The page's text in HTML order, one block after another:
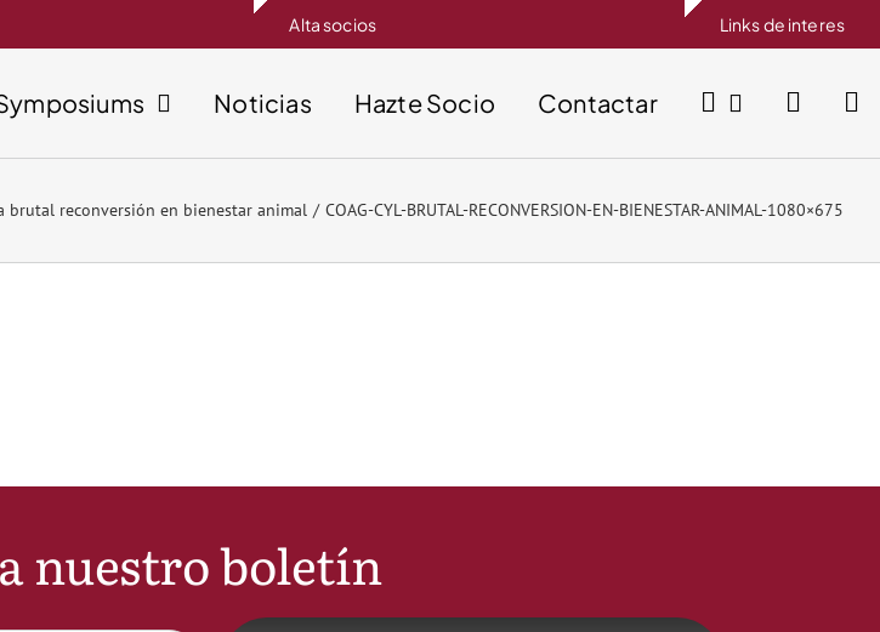
Alta socios Links de interes
Noticias Hazte Socio Contactar
brutal reconversión en bienestar animal COAG-CYL-BRUTAL-RECONVERSION-EN-BIENESTAR-ANIMAL-1080×675
nuestro boletín